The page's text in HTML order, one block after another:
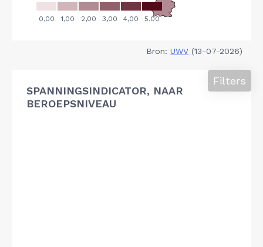
Bron: UWV (13-07-2026)
SPANNINGSINDICATOR, NAAR
BEROEPSNIVEAU
Filters